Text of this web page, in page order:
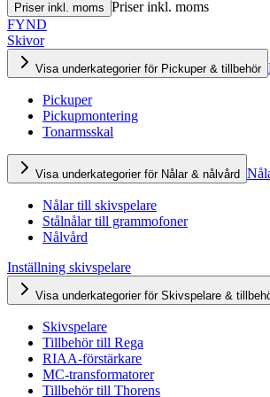
Priser inkl. moms Priser inkl. moms
FYND
Skivor
Visa underkategorier för Pickuper & tillbehör
Pickuper
Pickupmontering
Tonarmsskal
Visa underkategorier för Nålar & nålvård
Nålar till skivspelare
Stålnålar till grammofoner
Nålvård
Inställning skivspelare
Visa underkategorier för Skivspelare &
Skivspelare
Tillbehör till Rega
RIAA-förstärkare
MC-transformatorer
Tillbehör till Thorens